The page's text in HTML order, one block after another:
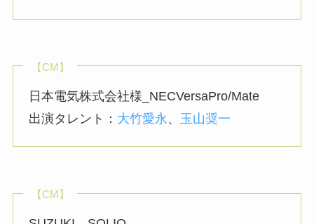
【CM】
日本電気株式会社様_NECVersaPro/Mate
出演タレント： 大竹愛永、 玉山奨一
【CM】